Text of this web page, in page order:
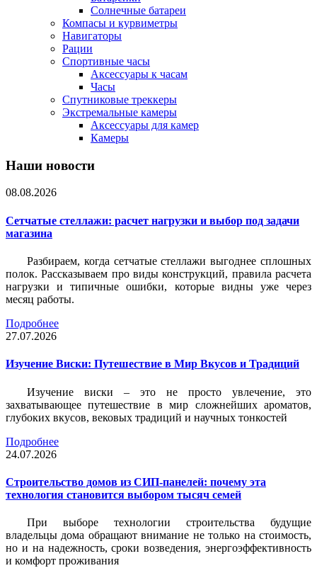
Солнечные батареи
Компасы и курвиметры
Навигаторы
Рации
Спортивные часы
Аксессуары к часам
Часы
Спутниковые треккеры
Экстремальные камеры
Аксессуары для камер
Камеры
Наши новости
08.08.2026
Сетчатые стеллажи: расчет нагрузки и выбор под задачи
магазина
Разбираем, когда сетчатые стеллажи выгоднее сплошных
полок. Рассказываем про виды конструкций, правила расчета
нагрузки и типичные ошибки, которые видны уже через
месяц работы.
Подробнее
27.07.2026
Изучение Виски: Путешествие в Мир Вкусов и Традиций
Изучение виски – это не просто увлечение, это
захватывающее путешествие в мир сложнейших ароматов,
глубоких вкусов, вековых традиций и научных тонкостей
Подробнее
24.07.2026
Строительство домов из СИП-панелей: почему эта
технология становится выбором тысяч семей
При выборе технологии строительства будущие
владельцы дома обращают внимание не только на стоимость,
но и на надежность, сроки возведения, энергоэффективность
и комфорт проживания